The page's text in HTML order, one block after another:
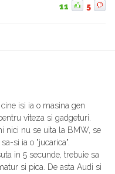
11 5
isi ia o masina gen
viteza si gadgeturi.
nici nu se uita la BMW, se
si ia o "jucarica".
in 5 secunde, trebuie sa
si pica. De asta Audi si